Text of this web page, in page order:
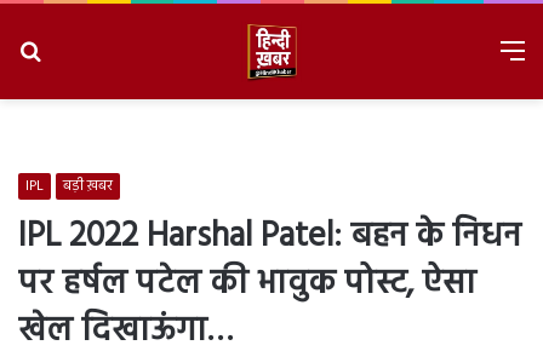
IPL बड़ी ख़बर
IPL 2022 Harshal Patel: बहन के निधन
पर हर्षल पटेल की भावुक पोस्ट, ऐसा
खेल दिखाऊंगा…